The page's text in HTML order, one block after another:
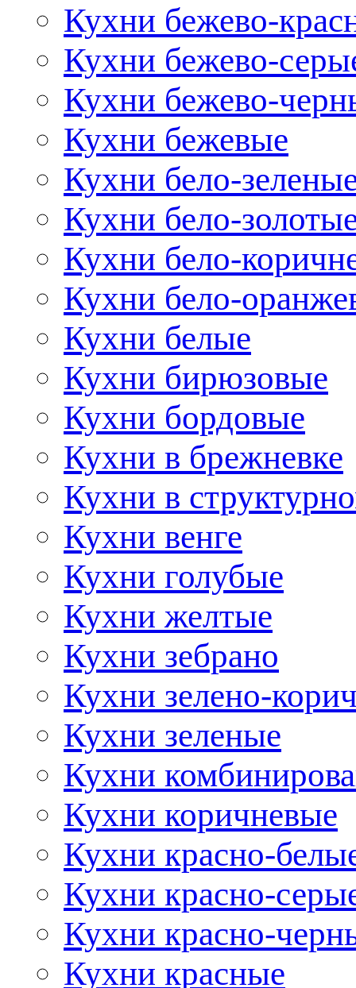
Кухни бежево-
Кухни бежево-
Кухни бежево-
Кухни бежевые
Кухни бело-
Кухни бело-
Кухни бело-
Кухни бело-
Кухни белые
Кухни бирюзовые
Кухни бордовые
Кухни в брежневке
Кухни в
Кухни венге
Кухни голубые
Кухни желтые
Кухни зебрано
Кухни зелено-
Кухни зеленые
Кухни
Кухни коричневые
Кухни красно-
Кухни красно-
Кухни красно-
Кухни красные